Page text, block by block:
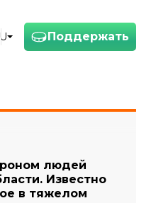
Поддержать
людей
Известно
в тяжелом